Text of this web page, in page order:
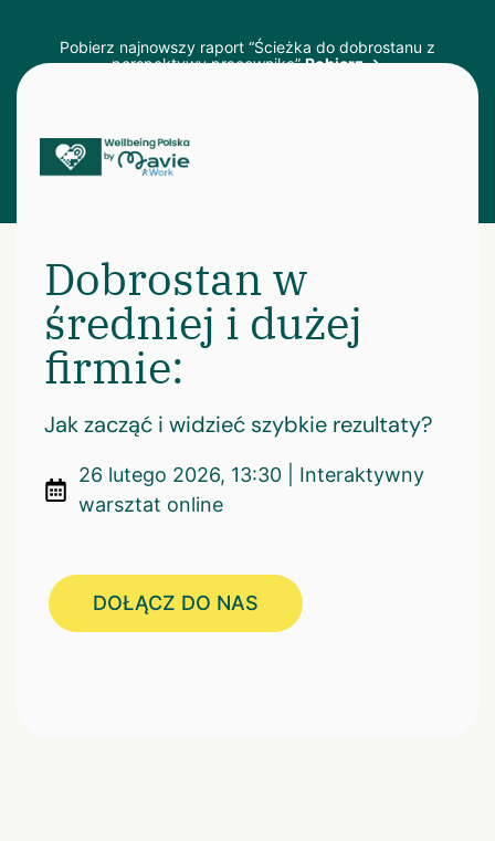
Pobierz najnowszy raport “Ścieżka do dobrostanu z
perspektywy pracownika”Pobierz →
Dobrostan w
średniej i dużej
firmie:
Jak zacząć i widzieć szybkie rezultaty?
26 lutego 2026, 13:30 | Interaktywny
warsztat online
DOŁĄCZ DO NAS